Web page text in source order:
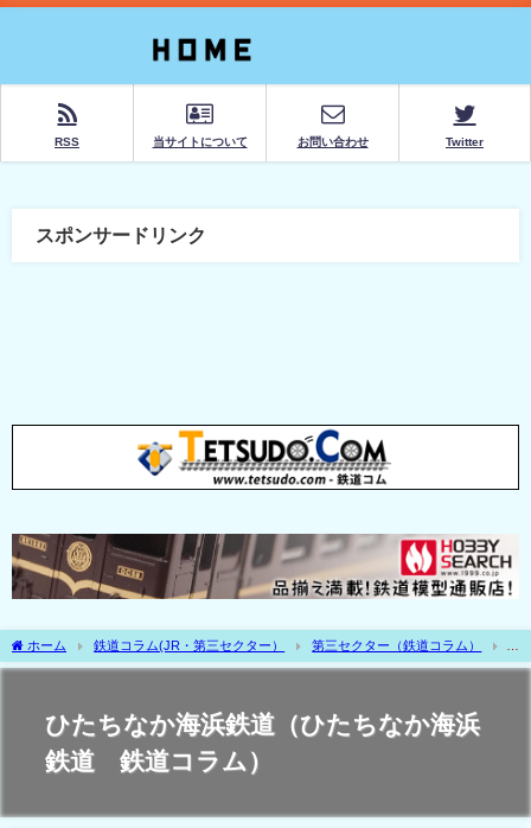
RSS 当サイトについて お問い合わせ Twitter
スポンサードリンク
ホーム 鉄道コラム(JR・第三セクター）
第三セクター（鉄道コラム）
ひたちなか海浜鉄道（ひたちなか海浜鉄道 鉄道コラム）
ひたちなか海浜鉄道（ひたちなか海浜
鉄道 鉄道コラム）